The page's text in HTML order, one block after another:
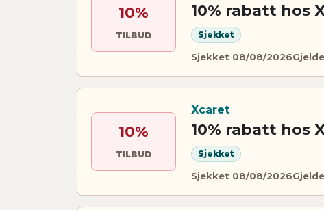
10%
TILBUD
10% rabatt hos
Sjekket
Sjekket 08/08/2026
10%
TILBUD
Xcaret
10% rabatt hos
Sjekket
Sjekket 08/08/2026